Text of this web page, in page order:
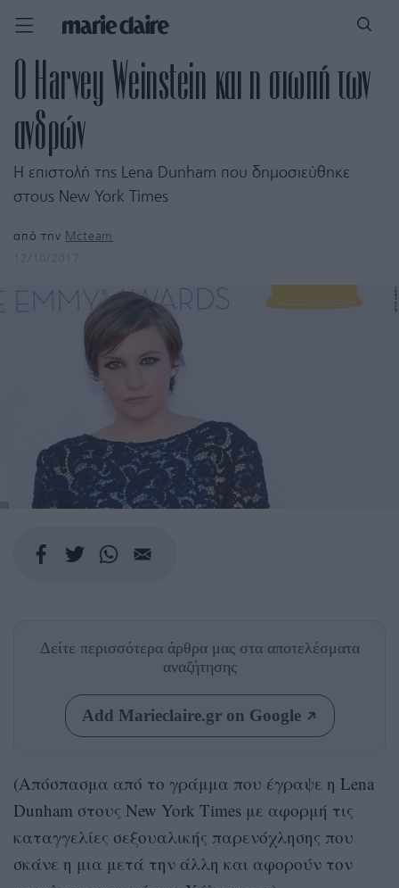
O Harvey Weinstein και η σιωπή των
ανδρών
Η επιστολή της Lena Dunham που δημοσιεύθηκε
στους New York Times
από την Mcteam
Δείτε περισσότερα άρθρα μας στα αποτελέσματα
αναζήτησης
Add Marieclaire.gr on Google
(Απόσπασμα από τo γράμμα που έγραψε η Lena
Dunham στους New York Times με αφορμή τις
καταγγελίες σεξουαλικής παρενόχλησης που
σκάνε η μια μετά την άλλη και αφορούν τον